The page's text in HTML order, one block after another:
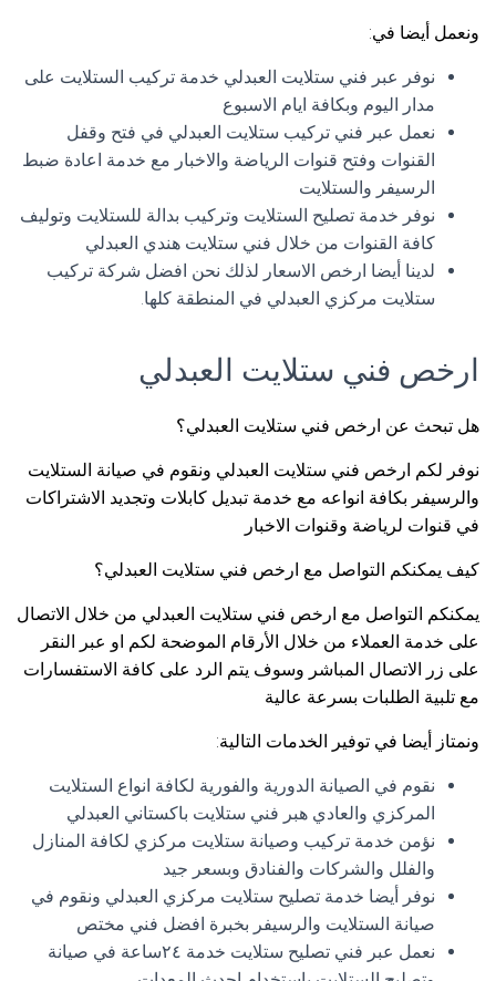
ونعمل أيضا في:
نوفر عبر فني ستلايت العبدلي خدمة تركيب الستلايت على
مدار اليوم وبكافة ايام الاسبوع
نعمل عبر فني تركيب ستلايت العبدلي في فتح وقفل
القنوات وفتح قنوات الرياضة والاخبار مع خدمة اعادة ضبط
الرسيفر والستلايت
نوفر خدمة تصليح الستلايت وتركيب بدالة للستلايت وتوليف
كافة القنوات من خلال فني ستلايت هندي العبدلي
لدينا أيضا ارخص الاسعار لذلك نحن افضل شركة تركيب
ستلايت مركزي العبدلي في المنطقة كلها.
ارخص فني ستلايت العبدلي
هل تبحث عن ارخص فني ستلايت العبدلي؟
نوفر لكم ارخص فني ستلايت العبدلي ونقوم في صيانة الستلايت
والرسيفر بكافة انواعه مع خدمة تبديل كابلات وتجديد الاشتراكات
في قنوات لرياضة وقنوات الاخبار
كيف يمكنكم التواصل مع ارخص فني ستلايت العبدلي؟
يمكنكم التواصل مع ارخص فني ستلايت العبدلي من خلال الاتصال
على خدمة العملاء من خلال الأرقام الموضحة لكم او عبر النقر
على زر الاتصال المباشر وسوف يتم الرد على كافة الاستفسارات
مع تلبية الطلبات بسرعة عالية
ونمتاز أيضا في توفير الخدمات التالية:
نقوم في الصيانة الدورية والفورية لكافة انواع الستلايت
المركزي والعادي هبر فني ستلايت باكستاني العبدلي
نؤمن خدمة تركيب وصيانة ستلايت مركزي لكافة المنازل
والفلل والشركات والفنادق وبسعر جيد
نوفر أيضا خدمة تصليح ستلايت مركزي العبدلي ونقوم في
صيانة الستلايت والرسيفر بخبرة افضل فني مختص
نعمل عبر فني تصليح ستلايت خدمة ٢٤ساعة في صيانة